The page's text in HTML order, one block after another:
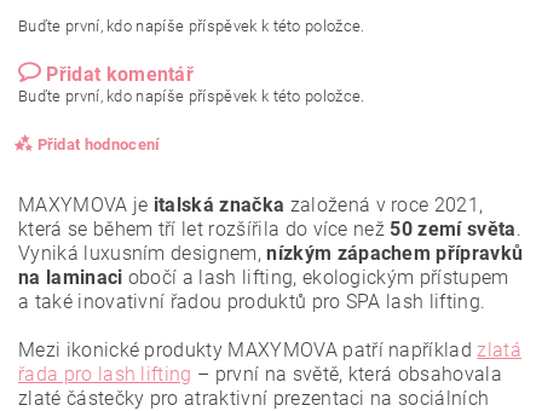
Buďte první, kdo napíše příspěvek k této položce.
Přidat komentář
Buďte první, kdo napíše příspěvek k této položce.
Přidat hodnocení
MAXYMOVA je italská značka založená v roce 2021,
která se během tří let rozšířila do více než 50 zemí světa.
Vyniká luxusním designem,nízkým zápachem přípravků
na laminaci obočí a lash lifting, ekologickým přístupem
a také inovativní řadou produktů pro SPA lash lifting.
Mezi ikonické produkty MAXYMOVA patří například zlatá
řada pro lash lifting – první na světě, která obsahovala
zlaté částečky pro atraktivní prezentaci na sociálních